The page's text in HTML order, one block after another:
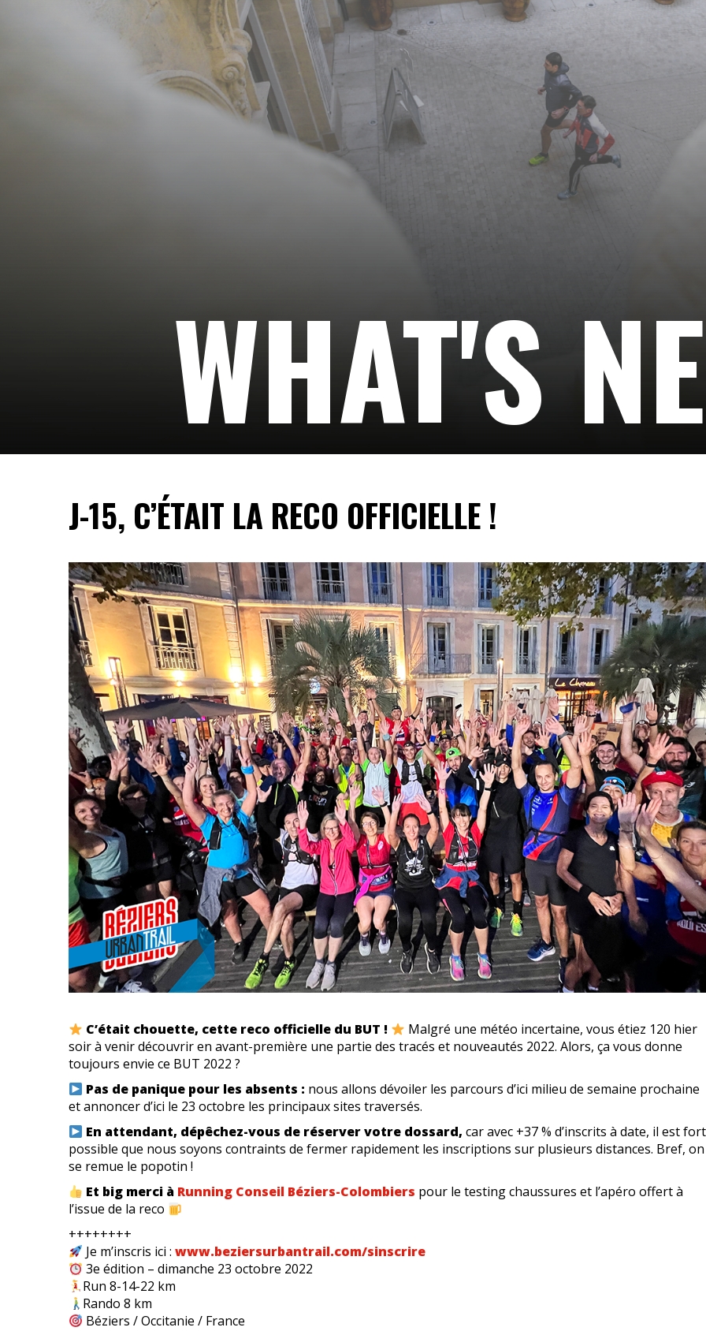
Suivez-nous…
WHAT'S
J-15, C’ÉTAIT LA RECO OFFICIELLE !
C’était chouette, cette reco officielle du BUT !
Malgré une météo incertaine, vous étiez 120 hier
soir à venir découvrir en avant-première une partie des tracés et nouveautés 2022. Alors, ça vous donne
toujours envie ce BUT 2022 ?
Pas de panique pour les absents : nous allons dévoiler les parcours d’ici milieu de semaine prochaine
et annoncer d’ici le 23 octobre les principaux sites traversés.
En attendant, dépêchez-vous de réserver votre dossard, car avec +37 % d’inscrits à date, il est fort
possible que nous soyons contraints de fermer rapidement les inscriptions sur plusieurs distances. Bref, on
se remue le popotin !
Et big merci à Running Conseil Béziers-Colombiers pour le testing chaussures et l’apéro offert à
l’issue de la reco
++++++++
Je m’inscris ici :www.beziersurbantrail.com/sinscrire
3e édition – dimanche 23 octobre 2022
Run 8-14-22 km
Rando 8 km
Béziers / Occitanie / France